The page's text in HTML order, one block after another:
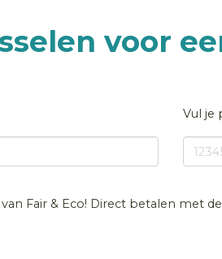
voor
Vul je
Fair & Eco! Direct betalen met